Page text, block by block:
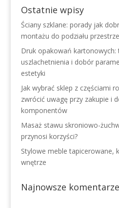
Ostatnie wpisy
Ściany szklane: porady jak
montażu do podziału
Druk opakowań kartonowych:
uszlachetnienia i dobór
estetyki
Jak wybrać sklep z częściami
zwrócić uwagę przy zakupie i
komponentów
Masaż stawu skroniowo-
przynosi korzyści?
Stylowe meble tapicerowane,
wnętrze
Najnowsze komentarze